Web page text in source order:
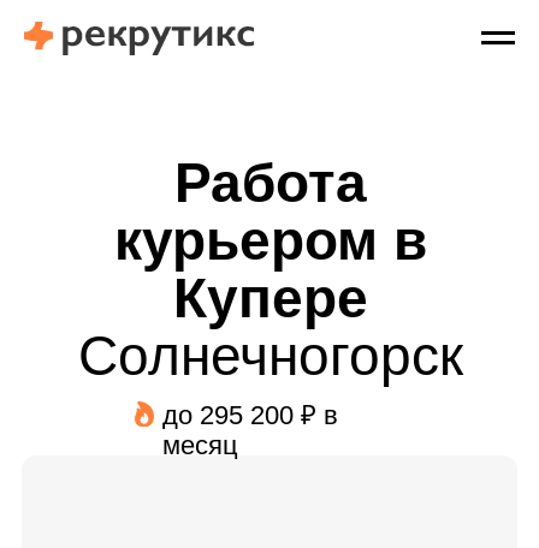
Работа
курьером в
Купере
Солнечногорск
до 295 200 ₽ в
месяц